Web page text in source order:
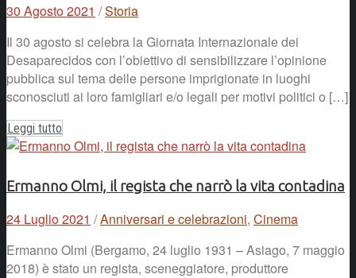
30 Agosto 2021 /Storia
Il 30 agosto si celebra la Giornata Internazionale dei
Desaparecidos con l’obiettivo di sensibilizzare l’opinione
pubblica sul tema delle persone imprigionate in luoghi
sconosciuti ai loro famigliari e/o legali per motivi politici o […]
Leggi tutto
Ermanno Olmi, il regista che narrò la vita contadina
24 Luglio 2021 /Anniversari e celebrazioni, Cinema
Ermanno Olmi (Bergamo, 24 luglio 1931 – Asiago, 7 maggio
2018) è stato un regista, sceneggiatore, produttore